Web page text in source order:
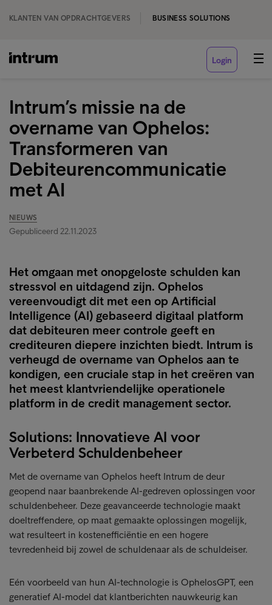
KLANTEN VAN OPDRACHTGEVERS BUSINESS SOLUTIONS
Login
Intrum’s missie na de
overname van Ophelos:
Transformeren van
Debiteurencommunicatie
met AI
NIEUWS
Gepubliceerd 22.11.2023
Het omgaan met onopgeloste schulden kan
stressvol en uitdagend zijn. Ophelos
vereenvoudigt dit met een op Artificial
Intelligence (AI) gebaseerd digitaal platform
dat debiteuren meer controle geeft en
crediteuren diepere inzichten biedt. Intrum is
verheugd de overname van Ophelos aan te
kondigen, een cruciale stap in het creëren van
het meest klantvriendelijke operationele
platform in de credit management sector.
Solutions: Innovatieve AI voor
Verbeterd Schuldenbeheer
Met de overname van Ophelos heeft Intrum de deur
geopend naar baanbrekende AI-gedreven oplossingen voor
schuldenbeheer. Deze geavanceerde technologie maakt
doeltreffendere, op maat gemaakte oplossingen mogelijk,
wat resulteert in kostenefficiëntie en een hogere
tevredenheid bij zowel de schuldenaar als de schuldeiser.
Eén voorbeeld van hun AI-technologie is OphelosGPT, een
generatief AI-model dat klantberichten nauwkeurig kan